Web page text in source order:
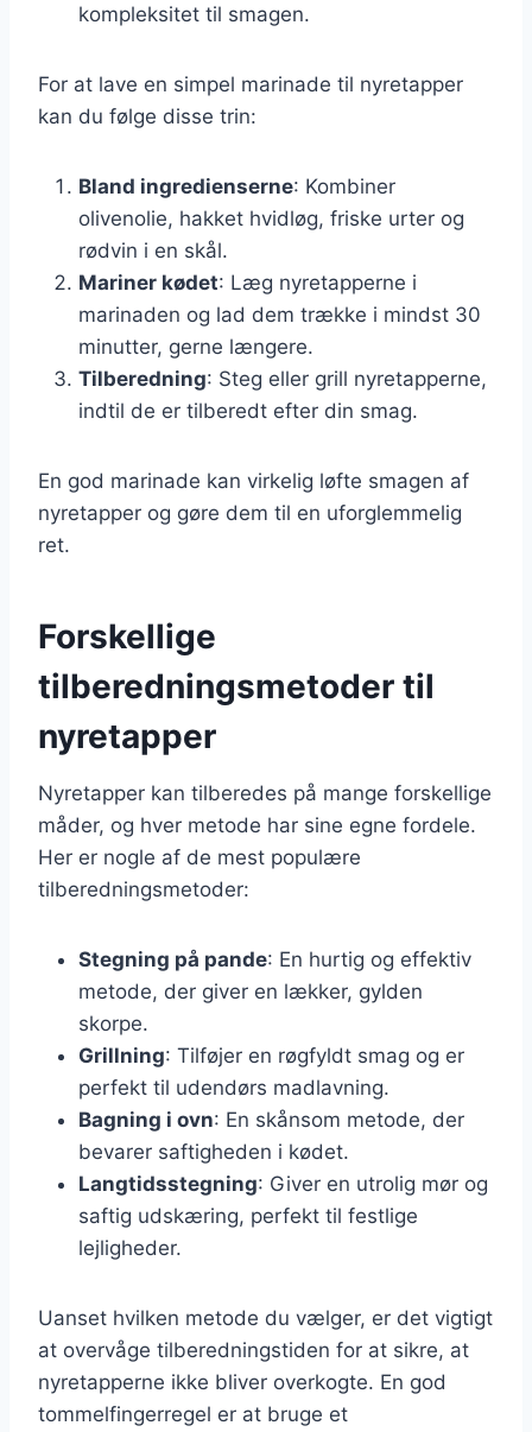
kompleksitet til smagen.
For at lave en simpel marinade til nyretapper
kan du følge disse trin:
Bland ingredienserne: Kombiner
olivenolie, hakket hvidløg, friske urter og
rødvin i en skål.
Mariner kødet: Læg nyretapperne i
marinaden og lad dem trække i mindst 30
minutter, gerne længere.
Tilberedning: Steg eller grill nyretapperne,
indtil de er tilberedt efter din smag.
En god marinade kan virkelig løfte smagen af
nyretapper og gøre dem til en uforglemmelig
ret.
Forskellige
tilberedningsmetoder til
nyretapper
Nyretapper kan tilberedes på mange forskellige
måder, og hver metode har sine egne fordele.
Her er nogle af de mest populære
tilberedningsmetoder:
Stegning på pande: En hurtig og effektiv
metode, der giver en lækker, gylden
skorpe.
Grillning: Tilføjer en røgfyldt smag og er
perfekt til udendørs madlavning.
Bagning i ovn: En skånsom metode, der
bevarer saftigheden i kødet.
Langtidsstegning: Giver en utrolig mør og
saftig udskæring, perfekt til festlige
lejligheder.
Uanset hvilken metode du vælger, er det vigtigt
at overvåge tilberedningstiden for at sikre, at
nyretapperne ikke bliver overkogte. En god
tommelfingerregel er at bruge et